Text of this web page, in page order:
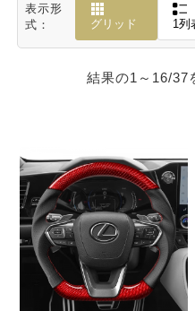
表示形
式：
グリッド 1列
結果の1～16/37